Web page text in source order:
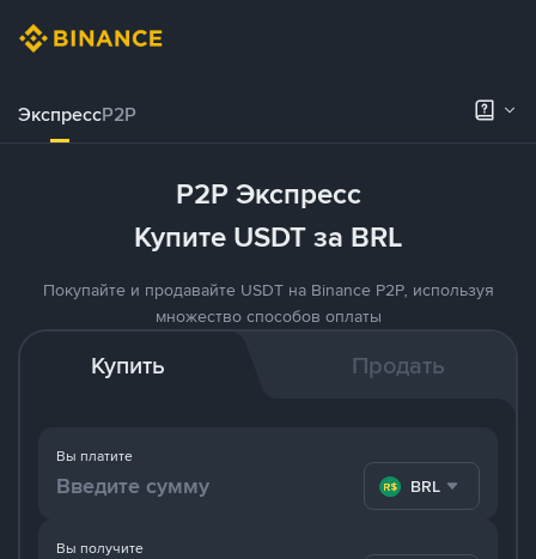
ЭкспрессP2P
P2P Экспресс
Купите USDT за BRL
Покупайте и продавайте USDT на Binance P2P, используя
множество способов оплаты
Купить Продать
Вы платите
BRL
Вы получите